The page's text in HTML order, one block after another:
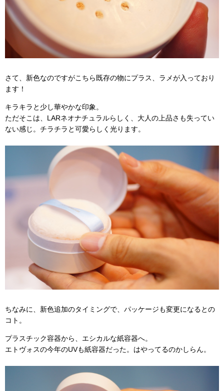
さて、新色なのですがこちら既存の物にプラス、ラメが入っており
ます！
キラキラと少し華やかな印象。
ただそこは、LARネオナチュラルらしく、大人の上品さも失ってい
ない感じ。チラチラと可愛らしく光ります。
ちなみに、新色追加のタイミングで、パッケージも変更になるとの
コト。
プラスチック容器から、エシカルな紙容器へ。
エトヴォスの今年のUVも紙容器だった。はやってるのかしらん。